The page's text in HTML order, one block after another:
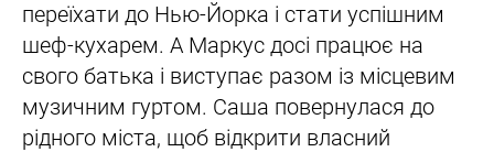
переїхати до Нью-Йорка і стати успішним
шеф-кухарем. А Маркус досі працює на
свого батька і виступає разом із місцевим
музичним гуртом. Саша повернулася до
рідного міста, щоб відкрити власний